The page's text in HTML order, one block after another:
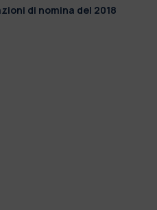
di nomina del 2018